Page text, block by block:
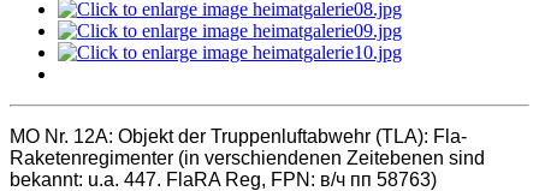
MO Nr. 12A: Objekt der Truppenluftabwehr (TLA): Fla-
Raketenregimenter (in verschiendenen Zeitebenen sind
bekannt: u.a. 447. FlaRA Reg, FPN: в/ч пп 58763)